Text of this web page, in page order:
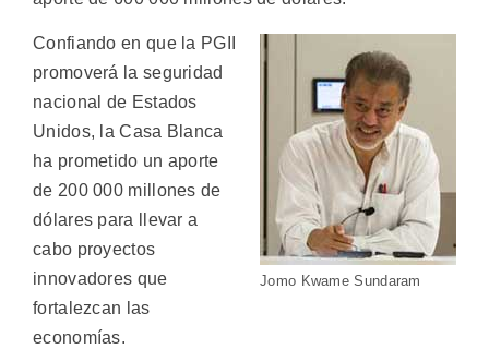
Jomo Kwame Sundaram
Confiando en que la PGII
promoverá la seguridad
nacional de Estados
Unidos, la Casa Blanca
ha prometido un aporte
de 200 000 millones de
dólares para llevar a
cabo proyectos
innovadores que
fortalezcan las
economías.